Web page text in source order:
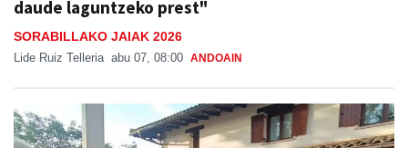
daude laguntzeko prest"
SORABILLAKO JAIAK 2026
Lide Ruiz Telleria abu 07, 08:00 ANDOAIN